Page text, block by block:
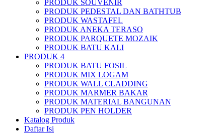
PRODUK SOUVENIR
PRODUK PEDESTAL DAN BATHTUB
PRODUK WASTAFEL
PRODUK ANEKA TERASO
PRODUK PARQUETE MOZAIK
PRODUK BATU KALI
PRODUK 4
PRODUK BATU FOSIL
PRODUK MIX LOGAM
PRODUK WALL CLADDING
PRODUK MARMER BAKAR
PRODUK MATERIAL BANGUNAN
PRODUK PEN HOLDER
Katalog Produk
Daftar Isi